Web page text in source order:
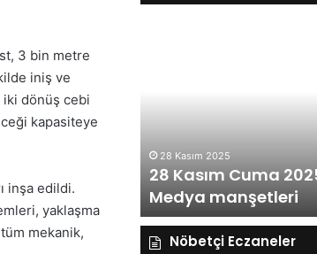
3 bin metre
iniş ve
iki dönüş cebi
kapasiteye
inşa edildi.
yaklaşma
mekanik,
Kasım
Cuma
2025,
Gıynık
Medya
28 Kasım Cuma 2025, Gıynık
Medya manşetleri
Nöbetçi Eczaneler